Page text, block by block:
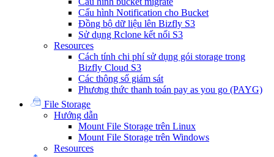
Cấu hình Notification cho Bucket
Đồng bộ dữ liệu lên Bizfly S3
Sử dụng Rclone kết nối S3
Resources
Cách tính chi phí sử dụng gói storage trong
Bizfly Cloud S3
Các thông số giám sát
Phương thức thanh toán pay as you go (PAYG)
File Storage
Hướng dẫn
Mount File Storage trên Linux
Mount File Storage trên Windows
Resources